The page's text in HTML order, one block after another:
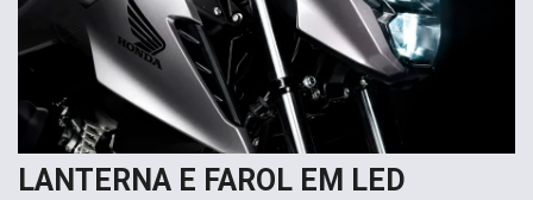
LANTERNA E FAROL EM LED